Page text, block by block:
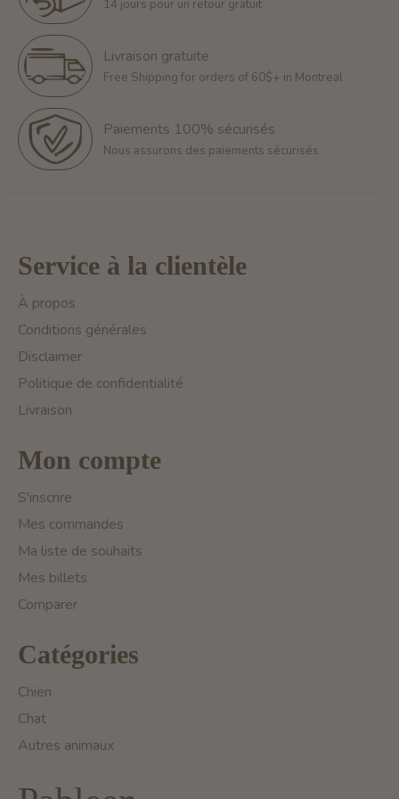
14 jours pour un retour gratuit
Livraison gratuite
Free Shipping for orders of 60$+ in Montreal
Paiements 100% sécurisés
Nous assurons des paiements sécurisés
Service à la clientèle
À propos
Conditions générales
Disclaimer
Politique de confidentialité
Livraison
Mon compte
S'inscrire
Mes commandes
Ma liste de souhaits
Mes billets
Comparer
Catégories
Chien
Chat
Autres animaux